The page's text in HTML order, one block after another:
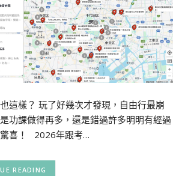
這樣？ 玩了好幾次才發現，自由行最崩
功課做得再多，還是錯過許多明明有經過
喜！ 2026年跟考…
READING